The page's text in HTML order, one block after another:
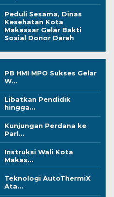
Peduli Sesama, Dinas
Kesehatan Kota
Makassar Gelar Bakti
Sosial Donor Darah
PB HMI MPO Sukses Gelar
W...
Libatkan Pendidik
hingga...
Kunjungan Perdana ke
Parl...
Instruksi Wali Kota
Makas...
Teknologi AutoThermiX
Ata...